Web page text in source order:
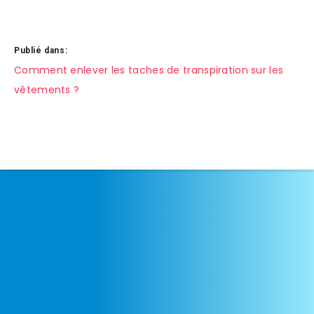
Publié dans:
Navigation
de
Comment enlever les taches de transpiration sur les
vêtements ?